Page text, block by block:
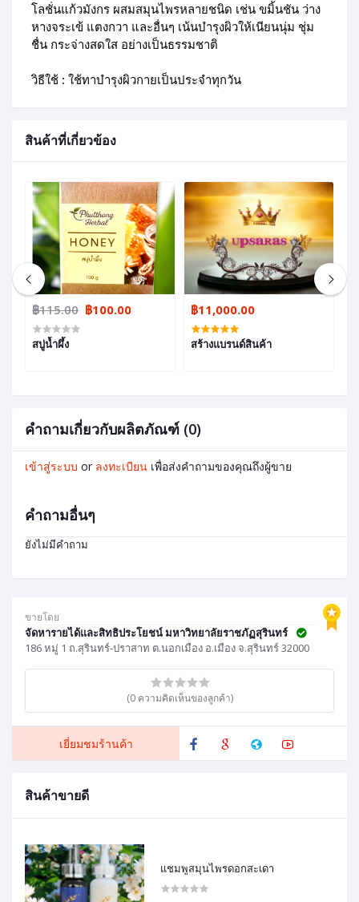
ขายโดย
จัดหารายได้และสิทธิประโยชน์ มหาวิทยาลัยราชภัฏสุรินทร์
186 หมู่ 1 ถ.สุรินทร์-ปราสาท ต.นอกเมือง อ.เมือง จ.สุรินทร์ 32000
(0 ความคิดเห็นของลูกค้า)
เยี่ยมชมร้านค้า
สินค้าขายดี
แชมพูสมุนไพรดอกสะเดา
โลชั่นแก้วมังกร ผสมสมุนไพรหลายชนิด เช่น ขมิ้นชัน ว่าง
หางจระเข้ แตงกวา และอื่นๆ เน้นบำรุงผิวให้เนียนนุ่ม ชุ่ม
ชื่น กระจ่างสดใส อย่างเป็นธรรมชาติ
วิธีใช้ : ใช้ทาบำรุงผิวกายเป็นประจำทุกวัน
สินค้าที่เกี่ยวข้อง
฿115.00 ฿100.00
สบู่น้ำผึ้ง
฿11,000.00
สร้างแบรนด์สินค้า
คำถามเกี่ยวกับผลิตภัณฑ์ (0)
เข้าสู่ระบบ or ลงทะเบียน เพื่อส่งคำถามของคุณถึงผู้ขาย
คำถามอื่นๆ
ยังไม่มีคำถาม